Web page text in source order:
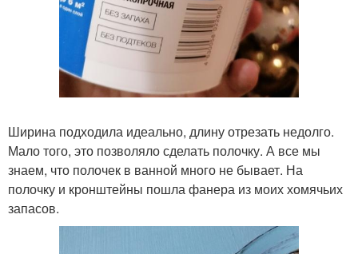
Ширина подходила идеально, длину отрезать недолго.
Мало того, это позволяло сделать полочку. А все мы
знаем, что полочек в ванной много не бывает. На
полочку и кронштейны пошла фанера из моих хомячьих
запасов.